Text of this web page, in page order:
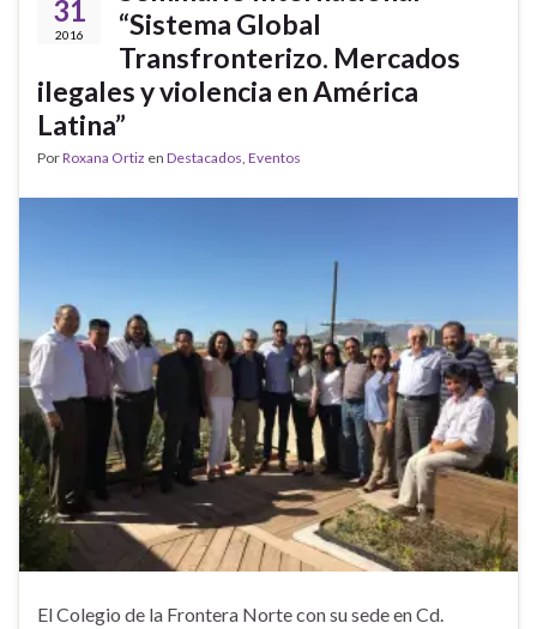
31
2016
“Sistema Global
Transfronterizo. Mercados
ilegales y violencia en América
Latina”
PorRoxana Ortiz en Destacados Eventos
El Colegio de la Frontera Norte con su sede en Cd.